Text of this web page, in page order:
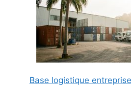
Base logistique